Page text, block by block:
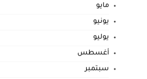
مايو
يونيو
يوليو
أغسطس
سبتمبر